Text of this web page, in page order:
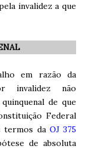
invalidez a que
em razão da
invalidez não
de que
Federal
termos da OJ 375
de absoluta